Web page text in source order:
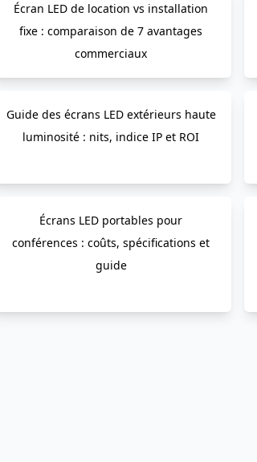
Écran LED de location vs installation
fixe : comparaison de 7 avantages
commerciaux
Guide des écrans LED extérieurs haute
luminosité : nits, indice IP et ROI
Écrans LED portables pour
conférences : coûts, spécifications et
guide